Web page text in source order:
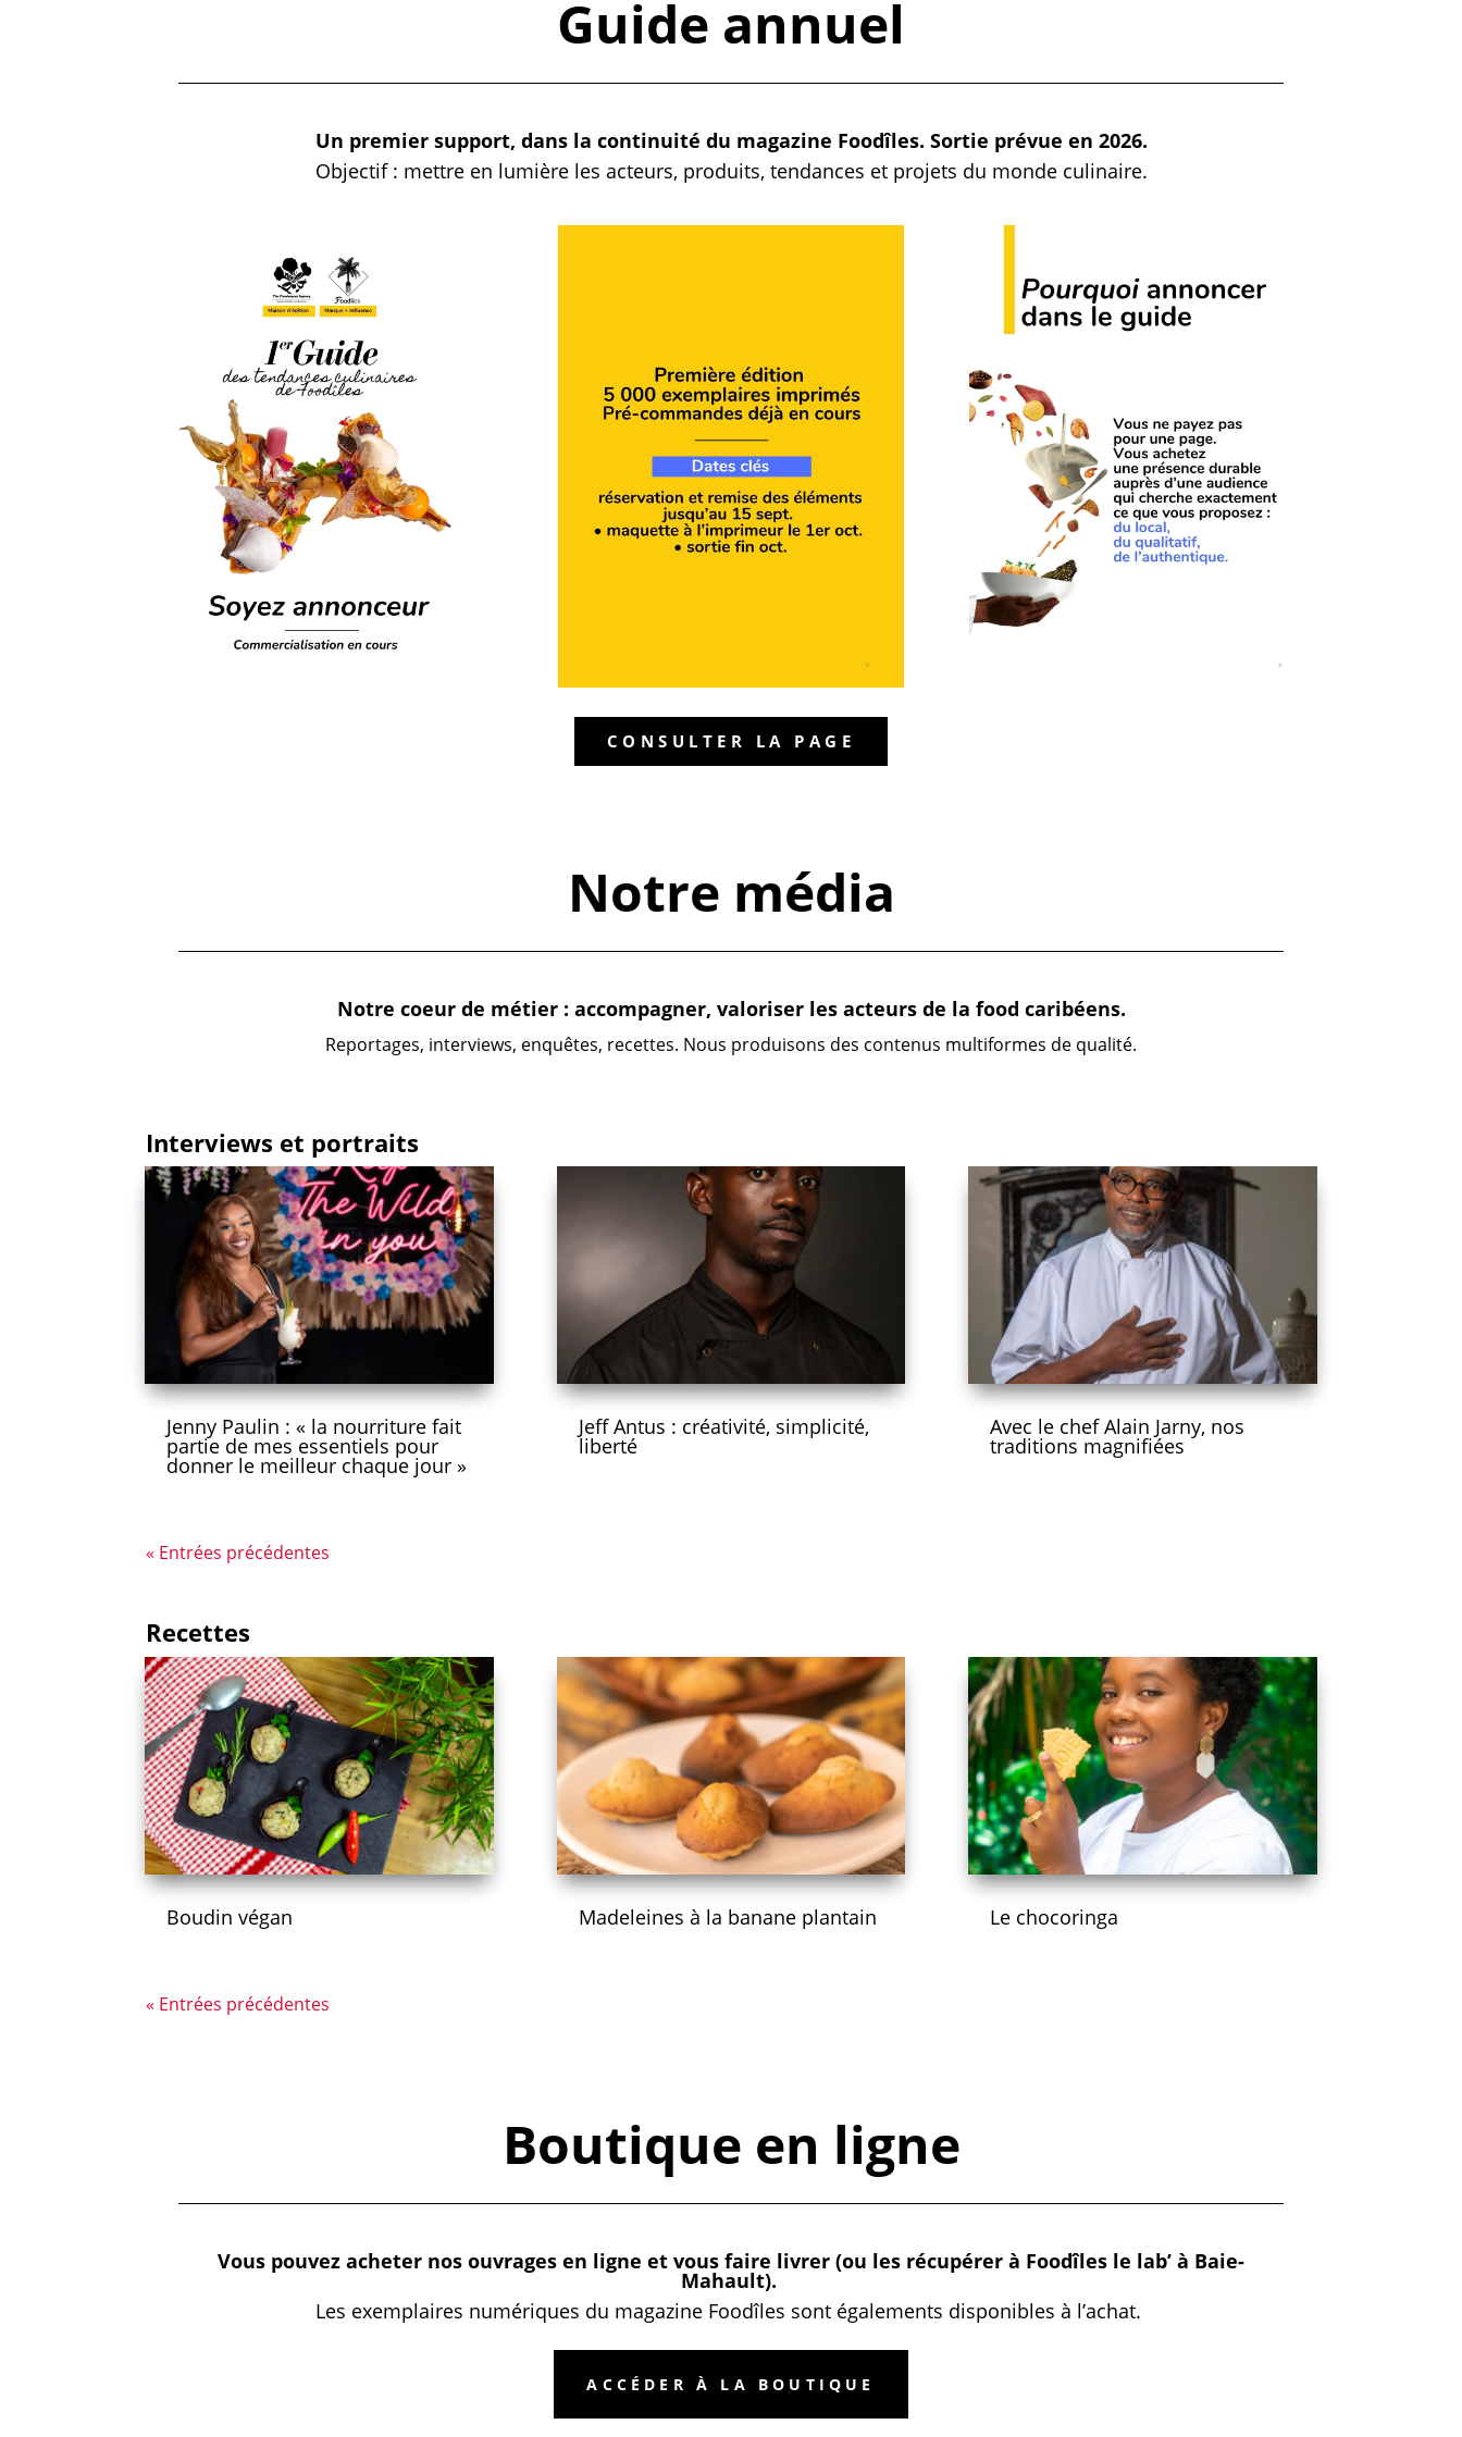
Guide annuel
Un premier support, dans la continuité du magazine Foodîles. Sortie prévue en 2026.
Objectif : mettre en lumière les acteurs, produits, tendances et projets du monde culinaire.
CONSULTER LA PAGE
Notre média
Notre coeur de métier : accompagner, valoriser les acteurs de la food caribéens.
Reportages, interviews, enquêtes, recettes. Nous produisons des contenus multiformes de qualité.
Interviews et portraits
Jenny Paulin : « la nourriture fait
partie de mes essentiels pour
donner le meilleur chaque jour »
Jeff Antus : créativité, simplicité,
liberté
Avec le chef Alain Jarny, nos
traditions magnifiées
« Entrées précédentes
Recettes
Boudin végan Madeleines à la banane plantain Le chocoringa
« Entrées précédentes
Boutique en ligne
Vous pouvez acheter nos ouvrages en ligne et vous faire livrer (ou les récupérer à Foodîles le lab’ à Baie-
Mahault).
Les exemplaires numériques du magazine Foodîles sont égalements disponibles à l’achat.
ACCÉDER À LA BOUTIQUE